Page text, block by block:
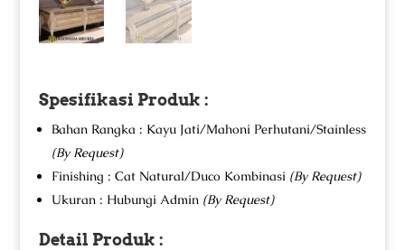
Spesifikasi Produk :
Bahan Rangka : Kayu Jati/Mahoni Perhutani/Stainless
(By Request)
Finishing : Cat Natural/Duco Kombinasi (By Request)
Ukuran : Hubungi Admin (By Request)
Detail Produk :